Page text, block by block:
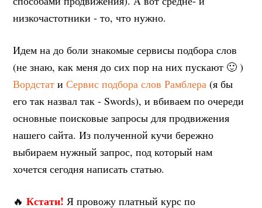
низкочастотники - то, что нужно.
Идем на до боли знакомые сервисы подбора слов
(не знаю, как меня до сих пор на них пускают 🙂 )
Вордстат иСервис подбора слов Рамблера (я бы
его так назвал так - Swords), и вбиваем по очереди
основные поисковые запросы для продвижения
нашего сайта. Из полученной кучи бережно
выбираем нужный запрос, под который нам
хочется сегодня написать статью.
🔥Кстати! Я провожу платный курс по